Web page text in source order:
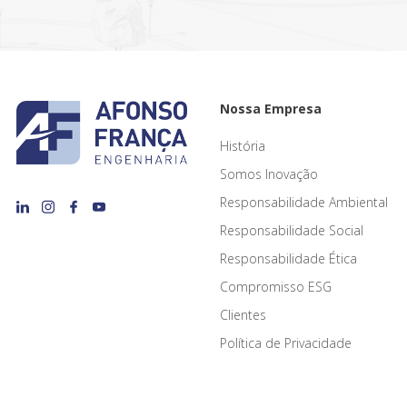
Nossa Empresa
História
Somos Inovação
Responsabilidade Ambiental
Responsabilidade Social
Responsabilidade Ética
Compromisso ESG
Clientes
Política de Privacidade